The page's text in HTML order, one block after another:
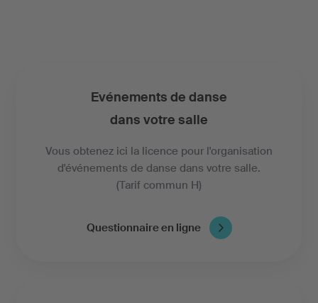
Evénements de danse
dans votre salle
Vous obtenez ici la licence pour l'organisation
d'événements de danse dans votre salle.
(Tarif commun H)
Questionnaire en ligne